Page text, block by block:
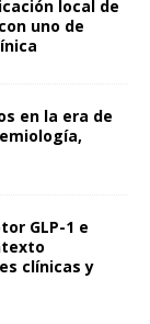
local de
uno de
en la era de
GLP-1 e
clínicas y